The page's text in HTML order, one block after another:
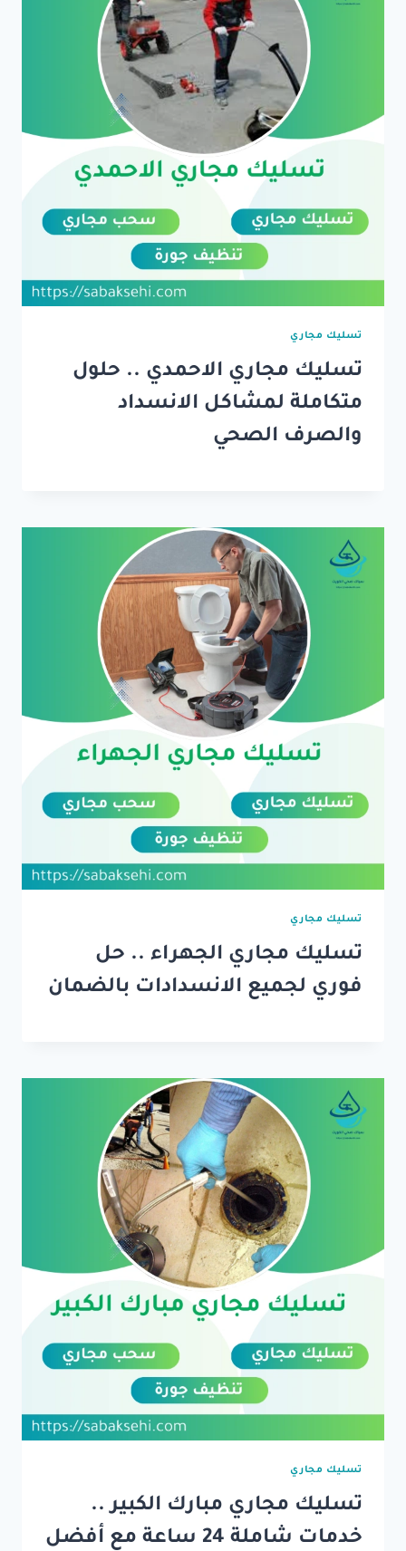
تسليك مجاري
تسليك مجاري الاحمدي .. حلول
متكاملة لمشاكل الانسداد
والصرف الصحي
تسليك مجاري
تسليك مجاري الجهراء .. حل
فوري لجميع الانسدادات بالضمان
تسليك مجاري
تسليك مجاري مبارك الكبير ..
خدمات شاملة 24 ساعة مع أفضل